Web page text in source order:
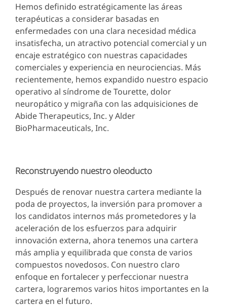
Hemos definido estratégicamente las áreas
terapéuticas a considerar basadas en
enfermedades con una clara necesidad médica
insatisfecha, un atractivo potencial comercial y un
encaje estratégico con nuestras capacidades
comerciales y experiencia en neurociencias. Más
recientemente, hemos expandido nuestro espacio
operativo al síndrome de Tourette, dolor
neuropático y migraña con las adquisiciones de
Abide Therapeutics, Inc. y Alder
BioPharmaceuticals, Inc.
Reconstruyendo nuestro oleoducto
Después de renovar nuestra cartera mediante la
poda de proyectos, la inversión para promover a
los candidatos internos más prometedores y la
aceleración de los esfuerzos para adquirir
innovación externa, ahora tenemos una cartera
más amplia y equilibrada que consta de varios
compuestos novedosos. Con nuestro claro
enfoque en fortalecer y perfeccionar nuestra
cartera, lograremos varios hitos importantes en la
cartera en el futuro.